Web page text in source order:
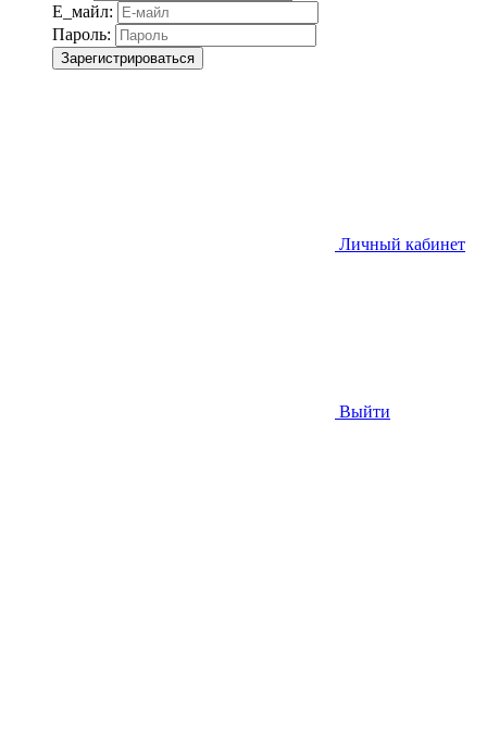
Е_майл:
Пароль:
Зарегистрироваться
Личный кабинет
Выйти